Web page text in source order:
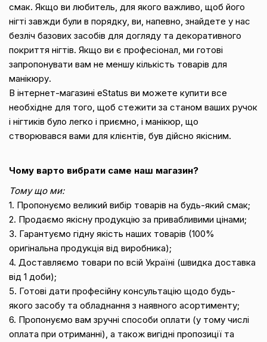
смак. Якщо ви любитель, для якого важливо, щоб його
нігті завжди були в порядку, ви, напевно, знайдете у нас
безліч базових засобів для догляду та декоративного
покриття нігтів. Якщо ви є професіонал, ми готові
запропонувати вам не меншу кількість товарів для
манікюру.
В інтернет-магазині eStatus ви можете купити все
необхідне для того, щоб стежити за станом ваших ручок
і нігтиків було легко і приємно, і манікюр, що
створювався вами для клієнтів, був дійсно якісним.
Чому варто вибрати саме наш магазин?
Тому що ми:
1. Пропонуємо великий вибір товарів на будь-який смак;
2. Продаємо якісну продукцію за привабливими цінами;
3. Гарантуємо гідну якість наших товарів (100%
оригінальна продукція від виробника);
4. Доставляємо товари по всій Україні (швидка доставка
від 1 доби);
5. Готові дати професійну консультацію щодо будь-
якого засобу та обладнання з наявного асортименту;
6. Пропонуємо вам зручні способи оплати (у тому числі
оплата при отриманні), а також вигідні пропозиції та